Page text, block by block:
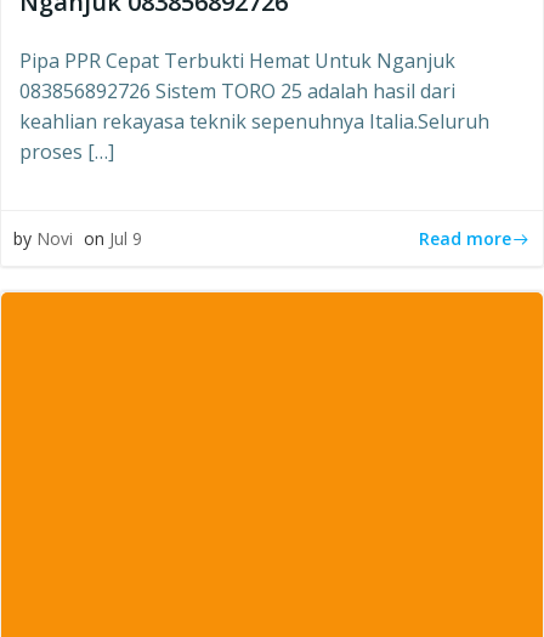
Pipa PPR Cepat Terbukti Hemat Untuk Nganjuk
083856892726 Sistem TORO 25 adalah hasil dari
keahlian rekayasa teknik sepenuhnya Italia.Seluruh
proses […]
by Novi on Jul 9 Read more